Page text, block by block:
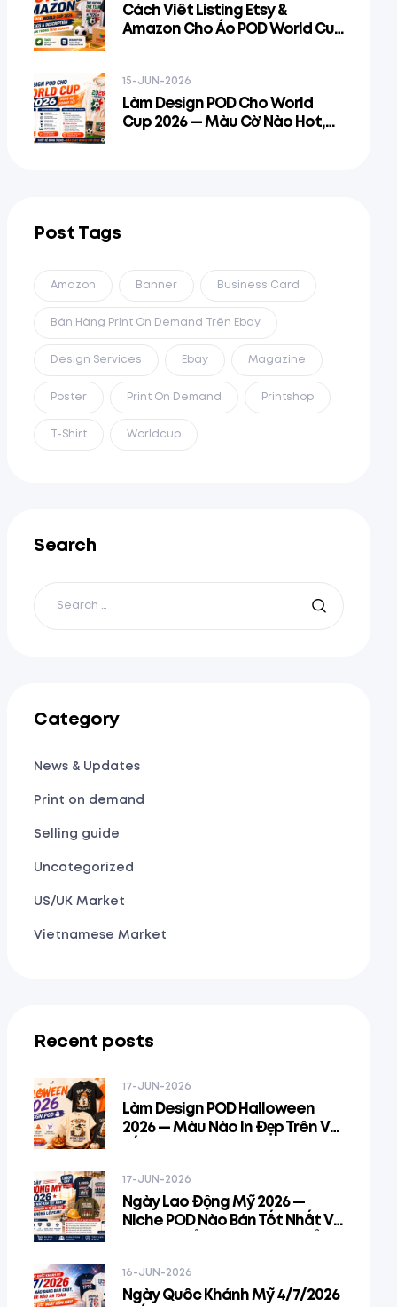
Cách Viết Listing Etsy &
Amazon Cho Áo POD World Cup
15-JUN-2026
Làm Design POD Cho World
Cup 2026 — Màu Cờ Nào Hot,
Post Tags
Amazon Banner Business Card
Bán Hàng Print On Demand Trên Ebay
Design Services Ebay Magazine
Poster Print On Demand Printshop
T-Shirt Worldcup
Search
Category
News & Updates
Print on demand
Selling guide
Uncategorized
US/UK Market
Vietnamese Market
Recent posts
17-JUN-2026
Làm Design POD Halloween
2026 — Màu Nào In Đẹp Trên Vải
Identity
17-JUN-2026
Ngày Lao Động Mỹ 2026 —
Niche POD Nào Bán Tốt Nhất Và
16-JUN-2026
Ngày Quốc Khánh Mỹ 4/7/2026